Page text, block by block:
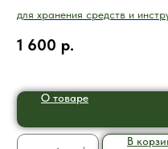
для хранения средств и
1 600 р.
О товаре
В